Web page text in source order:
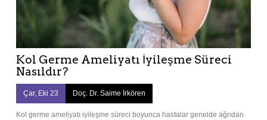
Kol Germe Ameliyatı İyileşme Süreci
Nasıldır?
Çar, Eki 23 Doç. Dr. Saime İrkören
Kol germe ameliyatı iyileşme süreci boyunca hastalar genelde ağrıdan